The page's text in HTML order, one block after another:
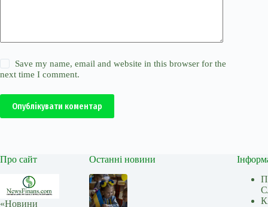
Save my name, email and website in this browser for the
next time I comment.
Опублікувати коментар
Про сайт
«Новини
Останні новини